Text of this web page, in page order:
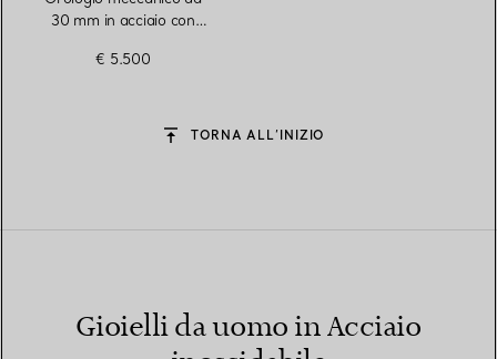
30 mm in acciaio con
€ 5.500
TORNA ALL’INIZIO
Gioielli da uomo in Acciaio